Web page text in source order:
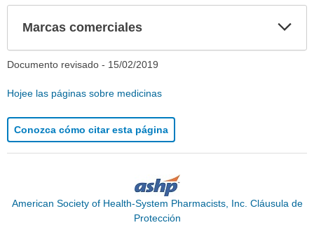
Marcas comerciales
Documento revisado - 15/02/2019
Hojee las páginas sobre medicinas
Conozca cómo citar esta página
American Society of Health-System Pharmacists, Inc. Cláusula de
Protección